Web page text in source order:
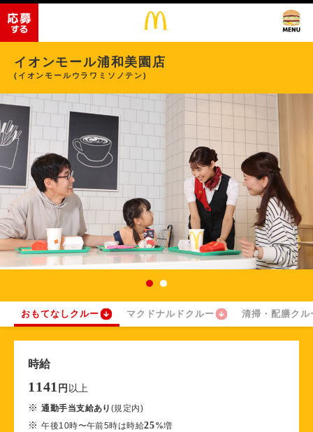
イオンモール浦和美園店
(イオンモールウラワミソノテン)
おもてなしクルー マクドナルドクルー 清掃・配膳クル
時給
1141 円 以上
※通勤手当支給あり (規定内)
※午後10時〜午前5時は時給25%増